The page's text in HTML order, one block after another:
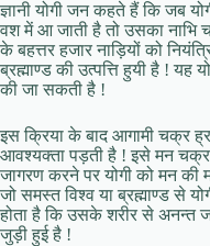
ज्ञानी योगी जन कहते हैं कि जब
वश में आ जाती है तो उसका
के बहत्तर हजार नाड़ियों को
ब्रह्माण्ड की उत्पत्ति हुयी है ! यह
की जा सकती है !
इस क्रिया के बाद आगामी चक्र
आवश्यक्ता पड़ती है ! इसे मन
जागरण करने पर योगी को मन की
जो समस्त विश्व या ब्रह्माण्ड से
होता है कि उसके शरीर से अनन्त
जुड़ी हुई है !